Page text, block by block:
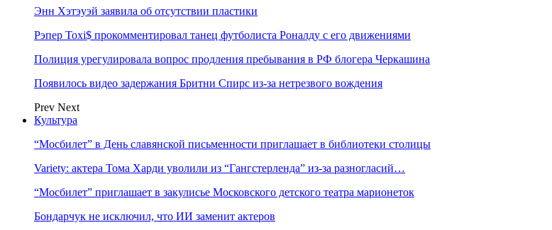
Энн Хэтэуэй заявила об отсутствии пластики
Рэпер Toxi$ прокомментировал танец футболиста Роналду с его движениями
Полиция урегулировала вопрос продления пребывания в РФ блогера Черкашина
Появилось видео задержания Бритни Спирс из-за нетрезвого вождения
Prev Next
Культура
“Мосбилет” в День славянской письменности приглашает в библиотеки столицы
Variety: актера Тома Харди уволили из “Гангстерленда” из-за разногласий…
“Мосбилет” приглашает в закулисье Московского детского театра марионеток
Бондарчук не исключил, что ИИ заменит актеров